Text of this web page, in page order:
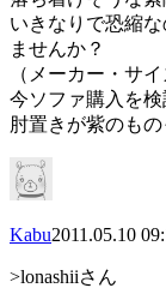
いきなりで恐縮
ませんか？
（メーカー・サ
今ソファ購入を
肘置きが紫のも
Kabu2011.05.10
>lonashiiさん